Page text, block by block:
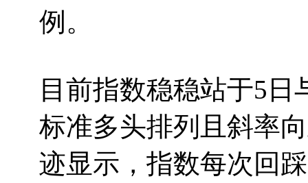
例。
目前指数稳稳站于5
标准多头排列且斜率
迹显示，指数每次回